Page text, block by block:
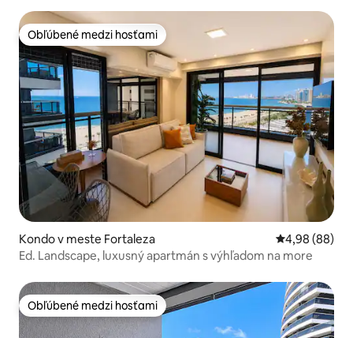
Obľúbené medzi hosťami
Obľúbené medzi hosťami
Kondo v meste Fortaleza Priemerné
4,98 (88)
Ed. Landscape, luxusný apartmán s výhľadom na more
Obľúbené medzi hosťami
Obľúbené medzi hosťami